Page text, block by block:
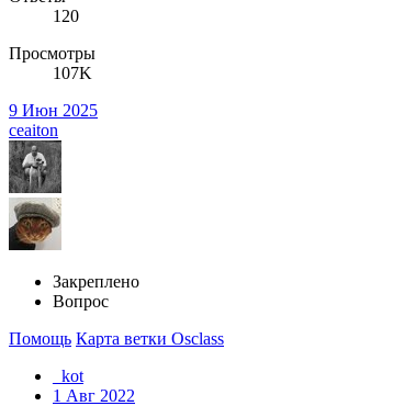
120
Просмотры
107K
9 Июн 2025
ceaiton
Закреплено
Вопрос
Помощь Карта ветки Osclass
_kot
1 Авг 2022